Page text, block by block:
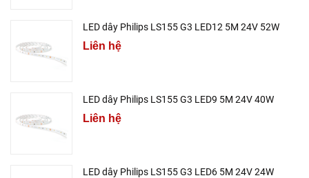
LED dây Philips LS155 G3 LED12 5M 24V 52W
Liên hệ
LED dây Philips LS155 G3 LED9 5M 24V 40W
Liên hệ
LED dây Philips LS155 G3 LED6 5M 24V 24W